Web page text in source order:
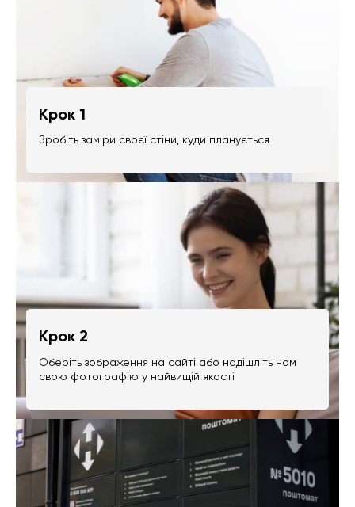
Крок 1
Зробіть заміри своєї стіни, куди планується
Крок 2
Оберіть зображення на сайті або надішліть нам
свою фотографію у найвищій якості